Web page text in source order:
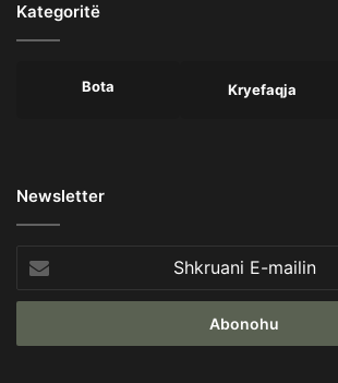
Kategoritë
Bota Kryefaqja
Newsletter
E-
mailin